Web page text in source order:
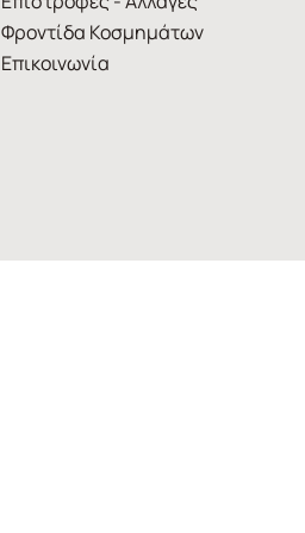
Φροντίδα Κοσμημάτων
Επικοινωνία